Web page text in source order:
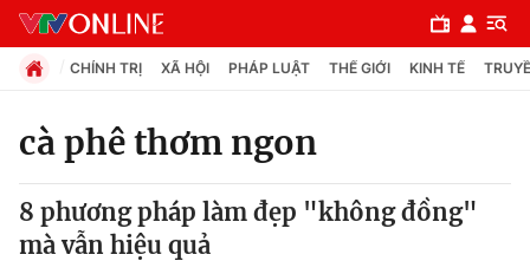
Chuyên mục
Chính trị
CHÍNH TRỊ XÃ HỘI PHÁP LUẬT THẾ GIỚI KINH TẾ
cà phê thơm ngon
8 phương pháp làm đẹp "không đồng"
mà vẫn hiệu quả